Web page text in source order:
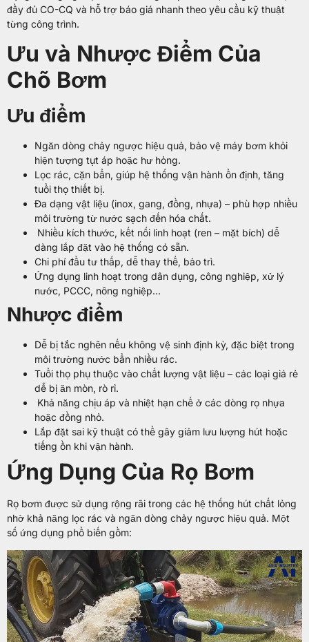
đầy đủ CO-CQ và hỗ trợ báo giá nhanh theo yêu cầu kỹ thuật
từng công trình.
Ưu và Nhược Điểm Của
Chõ Bơm
Ưu điểm
Ngăn dòng chảy ngược hiệu quả, bảo vệ máy bơm khỏi
hiện tượng tụt áp hoặc hư hỏng.
Lọc rác, cặn bẩn, giúp hệ thống vận hành ổn định, tăng
tuổi thọ thiết bị.
Đa dạng vật liệu (inox, gang, đồng, nhựa) – phù hợp nhiều
môi trường từ nước sạch đến hóa chất.
Nhiều kích thước, kết nối linh hoạt (ren – mặt bích) dễ
dàng lắp đặt vào hệ thống có sẵn.
Chi phí đầu tư thấp, dễ thay thế, bảo trì.
Ứng dụng linh hoạt trong dân dụng, công nghiệp, xử lý
nước, PCCC, nông nghiệp…
Nhược điểm
Dễ bị tắc nghẽn nếu không vệ sinh định kỳ, đặc biệt trong
môi trường nước bẩn nhiều rác.
Tuổi thọ phụ thuộc vào chất lượng vật liệu – các loại giá rẻ
dễ bị ăn mòn, rò rỉ.
Khả năng chịu áp và nhiệt hạn chế ở các dòng rọ nhựa
hoặc đồng nhỏ.
Lắp đặt sai kỹ thuật có thể gây giảm lưu lượng hút hoặc
tiếng ồn khi vận hành.
Ứng Dụng Của Rọ Bơm
Rọ bơm được sử dụng rộng rãi trong các hệ thống hút chất lỏng
nhờ khả năng lọc rác và ngăn dòng chảy ngược hiệu quả. Một
số ứng dụng phổ biến gồm: